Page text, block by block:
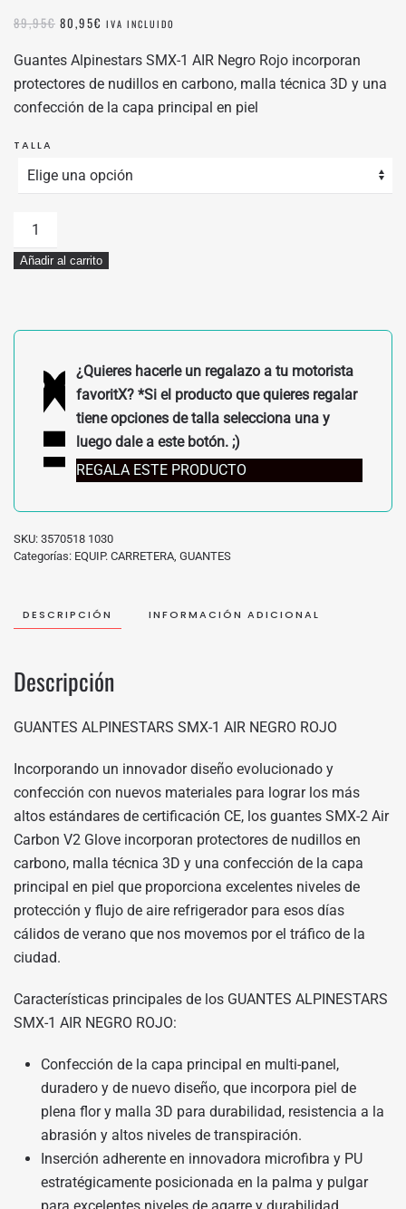
89,95€ EL
ORIGINAL
ERA:
89,95€.
80,95€ EL
ACTUAL
ES:
80,95€.
IVA INCLUIDO
Guantes Alpinestars SMX-1 AIR Negro Rojo incorporan
protectores de nudillos en carbono, malla técnica 3D y una
confección de la capa principal en piel
TALLA
GUANTES
ALPINESTARS
SMX-
NEGRO
cantidad
Añadir al carrito
¿Quieres hacerle un regalazo a tu motorista
favoritX? *Si el producto que quieres regalar
tiene opciones de talla selecciona una y
luego dale a este botón. ;)
REGALA ESTE PRODUCTO
SKU: 3570518 1030
Categorías: EQUIP. CARRETERA, GUANTES
DESCRIPCIÓN INFORMACIÓN ADICIONAL
Descripción
GUANTES ALPINESTARS SMX-1 AIR NEGRO ROJO
Incorporando un innovador diseño evolucionado y
confección con nuevos materiales para lograr los más
altos estándares de certificación CE, los guantes SMX-2 Air
Carbon V2 Glove incorporan protectores de nudillos en
carbono, malla técnica 3D y una confección de la capa
principal en piel que proporciona excelentes niveles de
protección y flujo de aire refrigerador para esos días
cálidos de verano que nos movemos por el tráfico de la
ciudad.
Características principales de los GUANTES ALPINESTARS
SMX-1 AIR NEGRO ROJO:
Confección de la capa principal en multi-panel,
duradero y de nuevo diseño, que incorpora piel de
plena flor y malla 3D para durabilidad, resistencia a la
abrasión y altos niveles de transpiración.
Inserción adherente en innovadora microfibra y PU
estratégicamente posicionada en la palma y pulgar